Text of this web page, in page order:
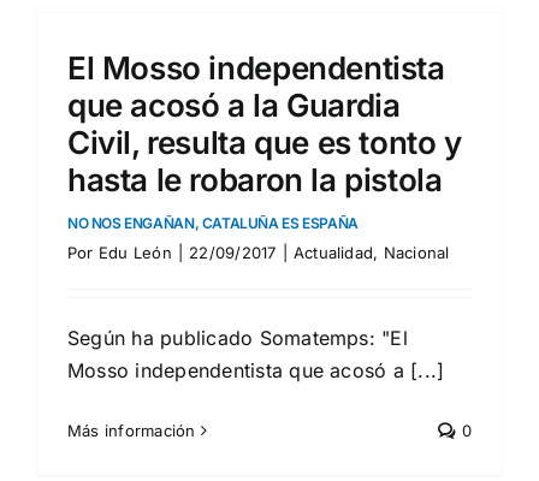
El Mosso independentista
que acosó a la Guardia
Civil, resulta que es tonto y
hasta le robaron la pistola
NO NOS ENGAÑAN, CATALUÑA ES ESPAÑA
Por Edu León 22/09/2017 Actualidad, Nacional
Según ha publicado Somatemps: "El
Mosso independentista que acosó a [...]
Más información 0